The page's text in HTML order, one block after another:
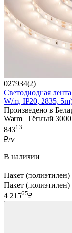
027934(2)
Светодиодная
W/m, IP20, 2835,
Произведено в
Warm | Тёплый
84313
₽/м
В наличии
Пакет
Пакет (полиэтилен)
4 21565₽